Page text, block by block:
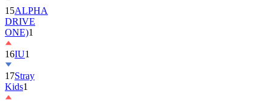
15ALPHA
DRIVE
ONE)1
16IU1
17Stray
Kids1